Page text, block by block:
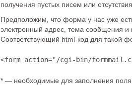
получения пустых писем или
Предположим, что форма у нас уже
электронный адрес, тема сообщения и
Соответствующий html-код для такой
<form action="/cgi-bin/
* — необходимые для заполнения поля